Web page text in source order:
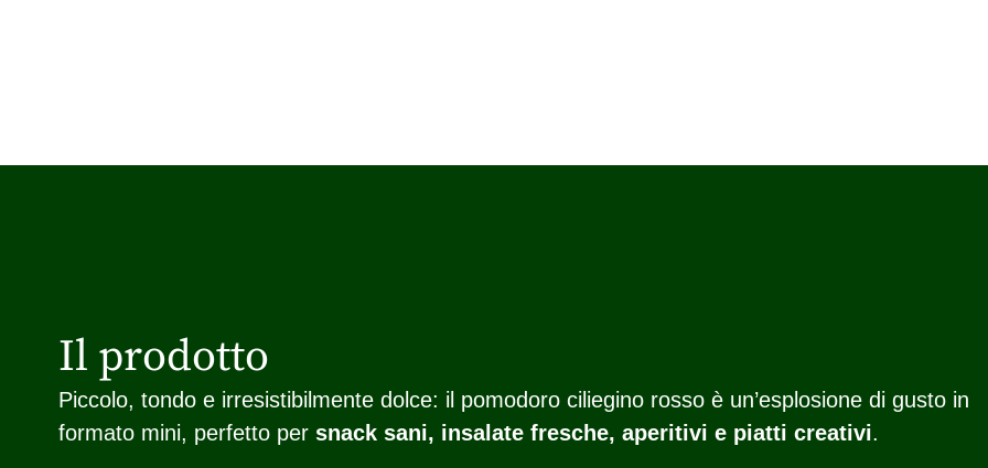
Il prodotto
Piccolo, tondo e irresistibilmente dolce: il pomodoro ciliegino rosso è un’esplosione di gusto in
formato mini, perfetto per snack sani, insalate fresche, aperitivi e piatti creativi.